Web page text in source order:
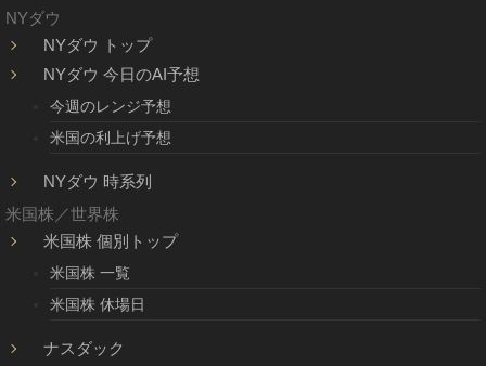
NYダウ
NYダウ トップ
NYダウ 今日のAI予想
今週のレンジ予想
米国の利上げ予想
NYダウ 時系列
米国株／世界株
米国株 個別トップ
米国株 一覧
米国株 休場日
ナスダック